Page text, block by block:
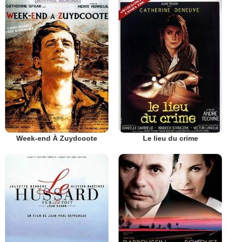
Week-end À Zuydcoote Le lieu du crime